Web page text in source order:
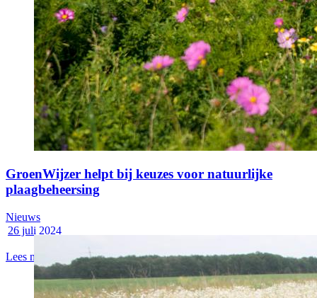
GroenWijzer helpt bij keuzes voor natuurlijke
plaagbeheersing
26 juli 2024
Lees meer
Nieuws